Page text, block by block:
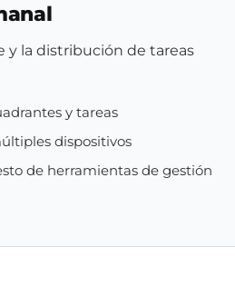
y la distribución de tareas
y tareas
dispositivos
de herramientas de gestión